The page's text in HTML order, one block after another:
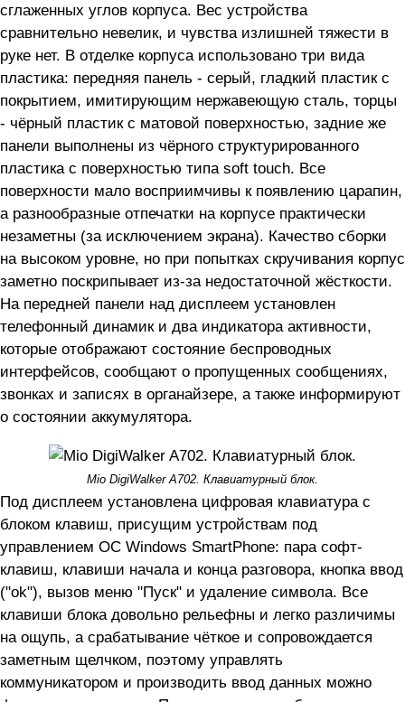
сглаженных углов корпуса. Вес устройства
сравнительно невелик, и чувства излишней тяжести в
руке нет. В отделке корпуса использовано три вида
пластика: передняя панель - серый, гладкий пластик с
покрытием, имитирующим нержавеющую сталь, торцы
- чёрный пластик с матовой поверхностью, задние же
панели выполнены из чёрного структурированного
пластика с поверхностью типа soft touch. Все
поверхности мало восприимчивы к появлению царапин,
а разнообразные отпечатки на корпусе практически
незаметны (за исключением экрана). Качество сборки
на высоком уровне, но при попытках скручивания корпус
заметно поскрипывает из-за недостаточной жёсткости.
На передней панели над дисплеем установлен
телефонный динамик и два индикатора активности,
которые отображают состояние беспроводных
интерфейсов, сообщают о пропущенных сообщениях,
звонках и записях в органайзере, а также информируют
о состоянии аккумулятора.
Mio DigiWalker A702. Клавиатурный блок.
Под дисплеем установлена цифровая клавиатура с
блоком клавиш, присущим устройствам под
управлением ОС Windows SmartPhone: пара софт-
клавиш, клавиши начала и конца разговора, кнопка ввод
("ok"), вызов меню "Пуск" и удаление символа. Все
клавиши блока довольно рельефны и легко различимы
на ощупь, а срабатывание чёткое и сопровождается
заметным щелчком, поэтому управлять
коммуникатором и производить ввод данных можно